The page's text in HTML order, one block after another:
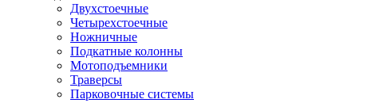
Двухстоечные
Четырехстоечные
Ножничные
Подкатные колонны
Мотоподъемники
Траверсы
Парковочные системы